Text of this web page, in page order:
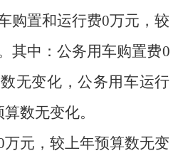
购置和运行费0万元 ，较
其中：公务用车购置费0
无变化，公务用车运行
算数无变化。
万元 ，较上年预算数无变